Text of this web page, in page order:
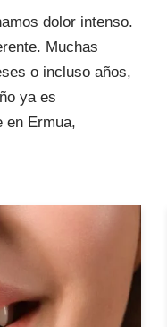
dolor intenso.
Muchas
o incluso años,
ya es
en Ermua,